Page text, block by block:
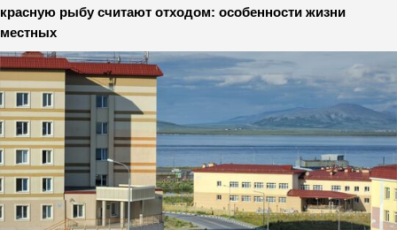
красную рыбу считают отходом: особенности жизни
местных